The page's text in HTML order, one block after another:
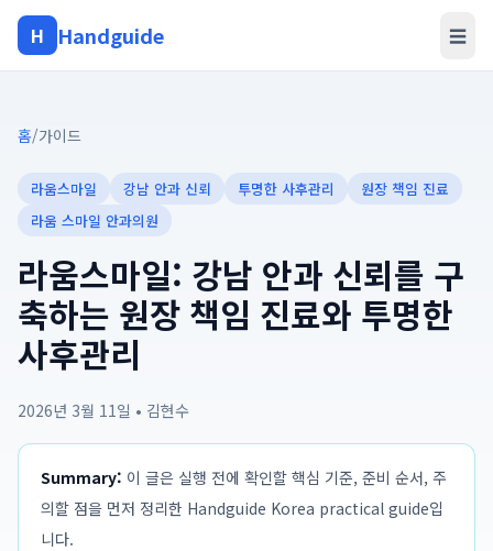
H Handguide ☰
홈/가이드
라움스마일 강남 안과 신뢰 투명한 사후관리
원장 책임 진료
라움 스마일 안과의원
라움스마일: 강남 안과 신뢰를 구
축하는 원장 책임 진료와 투명한
사후관리
2026년 3월 11일 • 김현수
Summary: 이 글은 실행 전에 확인할 핵심 기준, 준비 순서, 주
의할 점을 먼저 정리한 Handguide Korea practical guide입
니다.